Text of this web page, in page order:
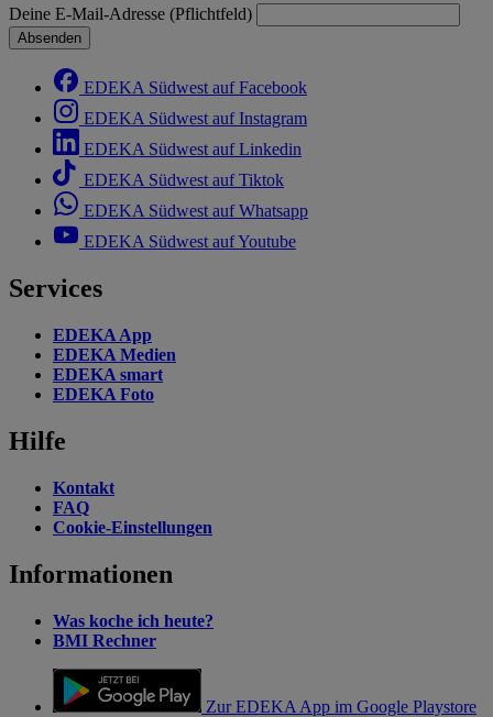
Deine E-Mail-Adresse (Pflichtfeld)
Absenden
EDEKA Südwest auf Facebook
EDEKA Südwest auf Instagram
EDEKA Südwest auf Linkedin
EDEKA Südwest auf Tiktok
EDEKA Südwest auf Whatsapp
EDEKA Südwest auf Youtube
Services
EDEKA App
EDEKA Medien
EDEKA smart
EDEKA Foto
Hilfe
Kontakt
FAQ
Cookie-Einstellungen
Informationen
Was koche ich heute?
BMI Rechner
Zur EDEKA App im Google Playstore